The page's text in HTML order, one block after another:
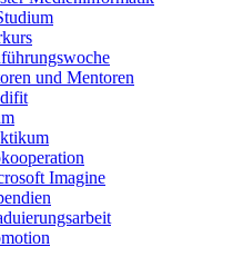
und Mentoren
Imagine